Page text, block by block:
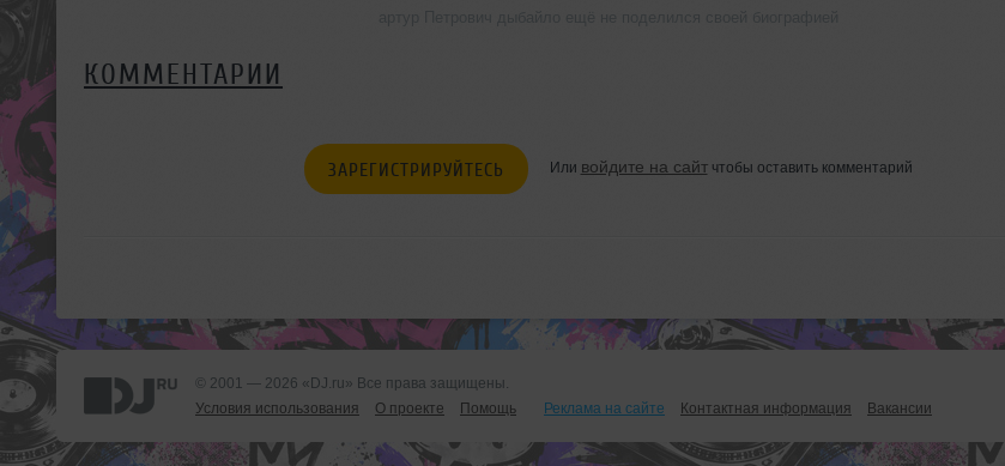
КОММЕНТАРИИ
ЗАРЕГИСТРИРУЙТЕСЬ Или войдите на сайтчтобы оставить комментарий
© 2001 — 2026 «DJ.ru» Все права защищены.
Условия использования
О проекте Помощь Реклама на сайте Контактная информация Вакансии